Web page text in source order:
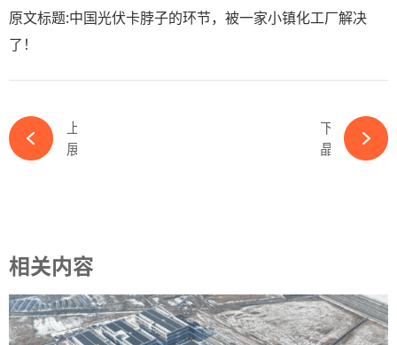
原文标题:中国光伏卡脖子的环节，被一家小镇化工厂解决
了！
下一篇
晶澳科技为石家庄市洪涝灾后重建捐款500万元-ky体育APP官网下载
相关内容